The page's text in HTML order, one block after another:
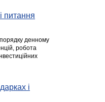
питання
денному
робота
і